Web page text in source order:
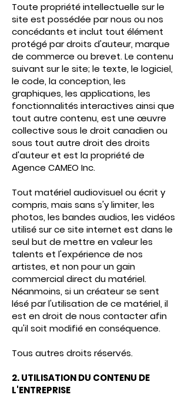
Toute propriété intellectuelle sur le
site est possédée par nous ou nos
concédants et inclut tout élément
protégé par droits d'auteur, marque
de commerce ou brevet. Le contenu
suivant sur le site; le texte, le logiciel,
le code, la conception, les
graphiques, les applications, les
fonctionnalités interactives ainsi que
tout autre contenu, est une œuvre
collective sous le droit canadien ou
sous tout autre droit des droits
d'auteur et est la propriété de
Agence CAMEO Inc.
Tout matériel audiovisuel ou écrit y
compris, mais sans s'y limiter, les
photos, les bandes audios, les vidéos
utilisé sur ce site internet est dans le
seul but de mettre en valeur les
talents et l'expérience de nos
artistes, et non pour un gain
commercial direct du matériel.
Néanmoins, si un créateur se sent
lésé par l'utilisation de ce matériel, il
est en droit de nous contacter afin
qu'il soit modifié en conséquence.
Tous autres droits réservés.
2. UTILISATION DU CONTENU DE
L'ENTREPRISE